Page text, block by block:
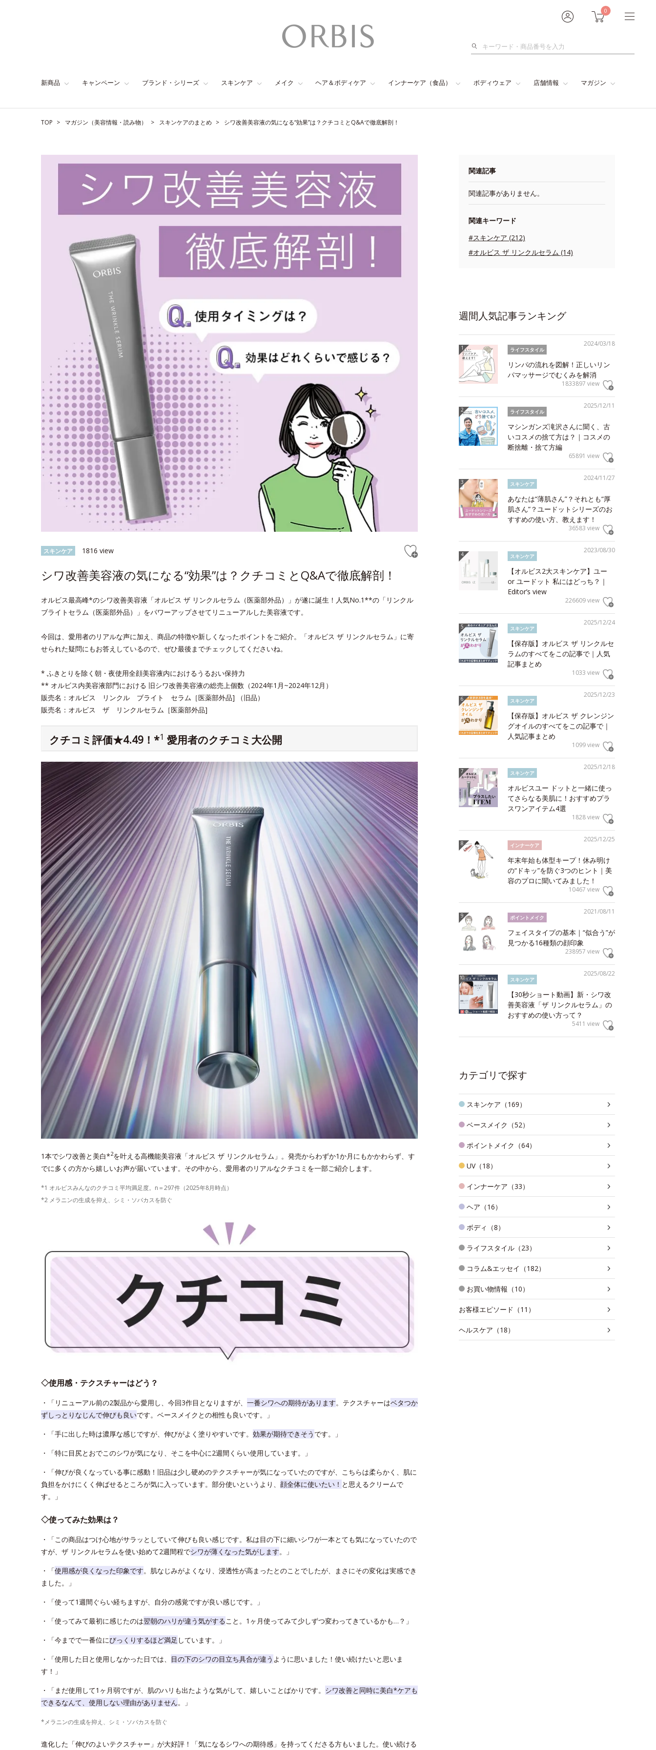
0
検
新商品 キャンペーン ブランド・シリーズ スキンケア メイク ヘア＆ボディケア インナーケア（食品） ボディウェア 店舗情報 マガジン
TOP マガジン（美容情報・読み物） スキンケアのまとめ シワ改善美容液の気になる“効果”は？クチコミとQ&Aで徹底解剖！
スキンケア 1816 view
シワ改善美容液の気になる“効果”は？クチコミとQ&Aで徹底解剖！
オルビス最高峰*のシワ改善美容液「オルビス ザ リンクルセラム（医薬部外品）」が遂に誕生！人気No.1**の「リンクル
ブライトセラム（医薬部外品）」をパワーアップさせてリニューアルした美容液です。
今回は、愛用者のリアルな声に加え、商品の特徴や新しくなったポイントをご紹介。「オルビス ザ リンクルセラム」に寄
せられた疑問にもお答えしているので、ぜひ最後までチェックしてくださいね。
* ふきとりを除く朝・夜使用全顔美容液内におけるうるおい保持力
** オルビス内美容液部門における 旧シワ改善美容液の総売上個数（2024年1月~2024年12月）
販売名：オルビス リンクル ブライト セラム［医薬部外品] （旧品）
販売名：オルビス ザ リンクルセラム［医薬部外品]
クチコミ評価★4.49！*1 愛用者のクチコミ大公開
1本でシワ改善と美白*2を叶える高機能美容液「オルビス ザ リンクルセラム」。発売からわずか1か月にもかかわらず、す
でに多くの方から嬉しいお声が届いています。その中から、愛用者のリアルなクチコミを一部ご紹介します。
*1 オルビスみんなのクチコミ平均満足度。n＝297件（2025年8月時点）
*2 メラニンの生成を抑え、シミ・ソバカスを防ぐ
◇使用感・テクスチャーはどう？
・「リニューアル前の2製品から愛用し、今回3作目となりますが、 一番シワへの期待があります。テクスチャーはベタつか
ずしっとりなじんで伸びも良いです。ベースメイクとの相性も良いです。」
・「手に出した時は濃厚な感じですが、伸びがよく塗りやすいです。 効果が期待できそう です。」
・「特に目尻とおでこのシワが気になり、そこを中心に2週間くらい使用しています。」
・「伸びが良くなっている事に感動！旧品は少し硬めのテクスチャーが気になっていたのですが、こちらは柔らかく、肌に
負担をかけにくく伸ばせるところが気に入っています。部分使いというより、 顔全体に使いたい！ と思えるクリームで
す。」
◇使ってみた効果は？
・「この商品はつけ心地がサラッとしていて伸びも良い感じです。私は目の下に細いシワが一本とても気になっていたので
すが、ザ リンクルセラムを使い始めて2週間程でシワが薄くなった気がします。」
・「使用感が良くなった印象です。肌なじみがよくなり、浸透性が高まったとのことでしたが、まさにその変化は実感でき
ました。」
・「使って1週間ぐらい経ちますが、自分の感覚ですが良い感じです。」
・「使ってみて最初に感じたのは翌朝のハリが違う気がすること。1ヶ月使ってみて少しずつ変わってきているかも…？」
・「今までで一番位にびっくりするほど満足 しています。」
・「使用した日と使用しなかった日では、 目の下のシワの目立ち具合が違う ように思いました！使い続けたいと思いま
す！」
・「まだ使用して1ヶ月弱ですが、肌のハリも出たような気がして、嬉しいことばかりです。 シワ改善と同時に美白*ケアも
できるなんて、使用しない理由がありません。」
*メラニンの生成を抑え、シミ・ソバカスを防ぐ
進化した「伸びのよいテクスチャー」が大好評！「気になるシワへの期待感」を持ってくださる方もいました。使い続ける
関連記事
関連記事がありません。
関連キーワード
#スキンケア (212)
#オルビス ザ リンクルセラム (14)
週間人気記事ランキング
2024/03/18
ライフスタイル
リンパの流れを図解！正しいリン
パマッサージでむくみを解消
1833897 view
2025/12/11
ライフスタイル
マシンガンズ滝沢さんに聞く、古
いコスメの捨て方は？｜コスメの
断捨離・捨て方編
65891 view
2024/11/27
スキンケア
あなたは“薄肌さん”？それとも“厚
肌さん”？ユードットシリーズのお
すすめの使い方、教えます！
36583 view
2023/08/30
スキンケア
【オルビス2大スキンケア】ユー
or ユードット 私にはどっち？｜
Editor’s view
226609 view
2025/12/24
スキンケア
【保存版】オルビス ザ リンクルセ
ラムのすべてをこの記事で｜人気
記事まとめ
1033 view
2025/12/23
スキンケア
【保存版】オルビス ザ クレンジン
グオイルのすべてをこの記事で｜
人気記事まとめ
1099 view
2025/12/18
スキンケア
オルビスユー ドットと一緒に使っ
てさらなる美肌に！おすすめプラ
スワンアイテム4選
1828 view
2025/12/25
インナーケア
年末年始も体型キープ！休み明け
の“ドキッ”を防ぐ3つのヒント｜美
容のプロに聞いてみました！
10467 view
2021/08/11
ポイントメイク
フェイスタイプの基本｜“似合う”が
見つかる16種類の顔印象
238957 view
2025/08/22
スキンケア
【30秒ショート動画】新・シワ改
善美容液「ザ リンクルセラム」の
おすすめの使い方って？
5411 view
カテゴリで探す
スキンケア（169）
ベースメイク（52）
ポイントメイク（64）
UV（18）
インナーケア（33）
ヘア（16）
ボディ（8）
ライフスタイル（23）
コラム&エッセイ（182）
お買い物情報（10）
お客様エピソード（11）
ヘルスケア（18）